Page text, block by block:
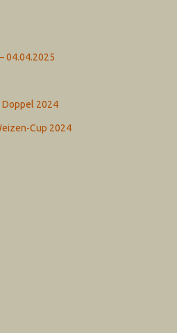
04.04.2025
2024
Cup 2024